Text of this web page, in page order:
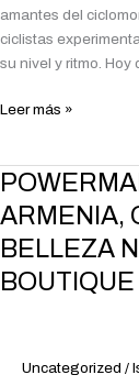
amantes del
ciclistas
su nivel y ritmo. Hoy
Leer más »
ARMENIA,
BELLEZA
BOUTIQUE
Uncategorized /
POWERMAN
2025
EN
ARMENIA,
NATURAL